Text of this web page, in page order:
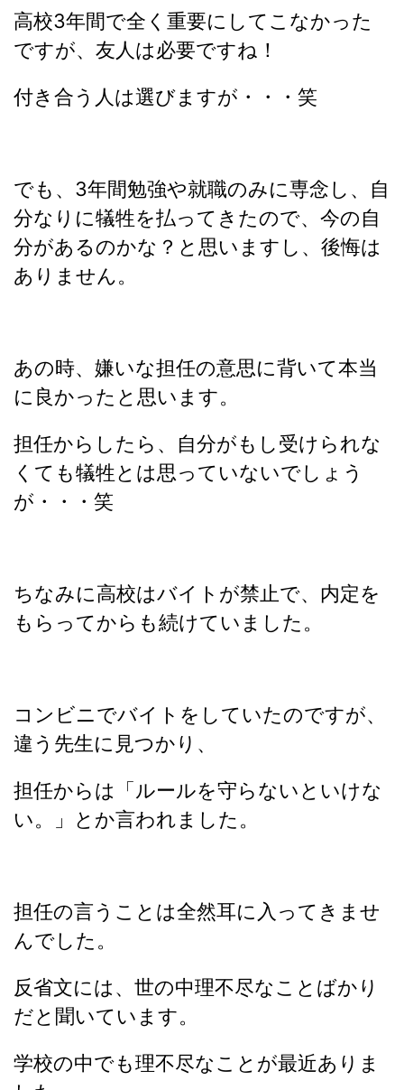
高校3年間で全く重要にしてこなかった
ですが、友人は必要ですね！
付き合う人は選びますが・・・笑
でも、3年間勉強や就職のみに専念し、自
分なりに犠牲を払ってきたので、今の自
分があるのかな？と思いますし、後悔は
ありません。
あの時、嫌いな担任の意思に背いて本当
に良かったと思います。
担任からしたら、自分がもし受けられな
くても犠牲とは思っていないでしょう
が・・・笑
ちなみに高校はバイトが禁止で、内定を
もらってからも続けていました。
コンビニでバイトをしていたのですが、
違う先生に見つかり、
担任からは「ルールを守らないといけな
い。」とか言われました。
担任の言うことは全然耳に入ってきませ
んでした。
反省文には、世の中理不尽なことばかり
だと聞いています。
学校の中でも理不尽なことが最近ありま